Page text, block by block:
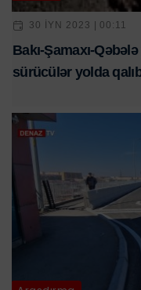
30 IYN 2023 | 00:11
Bakı-Şamaxı-
sürücülər yolda